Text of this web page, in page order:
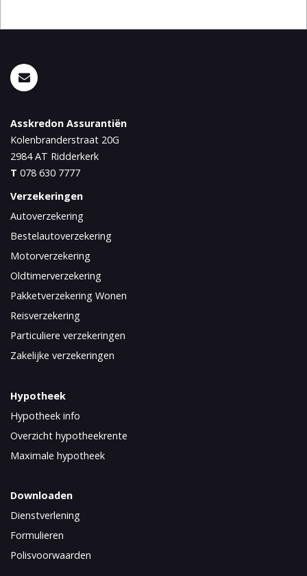
Asskredon Assurantiën
Kolenbranderstraat 20G
2984 AT Ridderkerk
T 078 630 7777
Verzekeringen
Autoverzekering
Bestelautoverzekering
Motorverzekering
Oldtimerverzekering
Pakketverzekering Wonen
Reisverzekering
Particuliere verzekeringen
Zakelijke verzekeringen
Hypotheek
Hypotheek info
Overzicht hypotheekrente
Maximale hypotheek
Downloaden
Dienstverlening
Formulieren
Polisvoorwaarden